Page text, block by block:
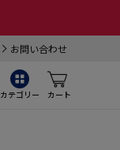
お問い合わせ
カテゴリー カート